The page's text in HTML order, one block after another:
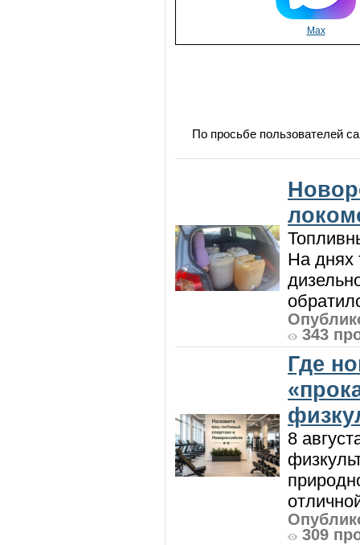
Max
По просьбе пользователей
На днях
343
Где
8
309